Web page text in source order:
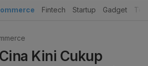
Fintech Startup Gadget
Kini Cukup